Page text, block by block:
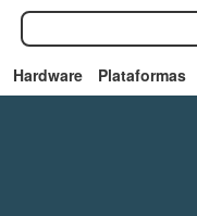
Hardware Plataformas